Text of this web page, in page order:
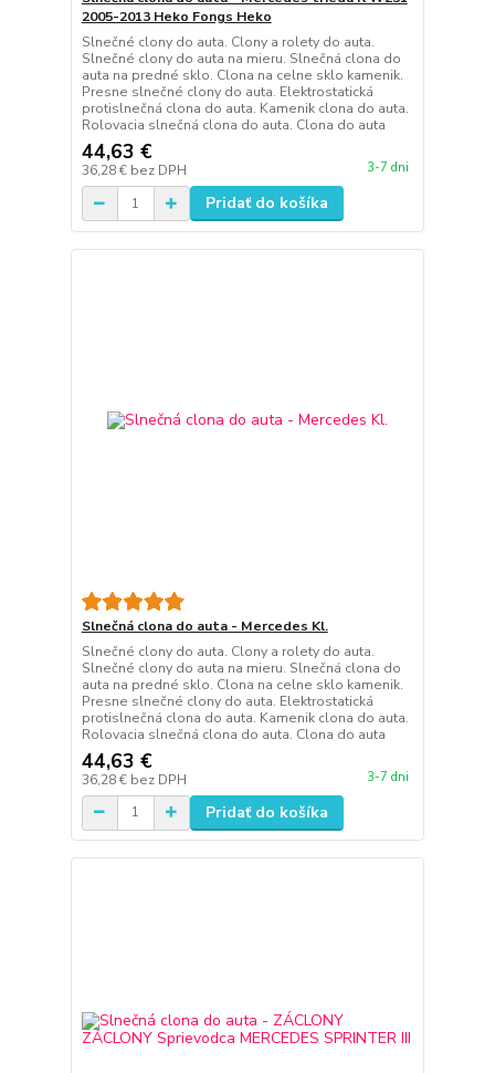
2005-2013 Heko Fongs Heko
Slnečné clony do auta. Clony a rolety do auta.
Slnečné clony do auta na mieru. Slnečná clona do
auta na predné sklo. Clona na celne sklo kamenik.
Presne slnečné clony do auta. Elektrostatická
protislnečná clona do auta. Kamenik clona do auta.
Rolovacia slnečná clona do auta. Clona do auta
44,63 €
36,28 € bez DPH 3-7 dni
Pridať do košíka
Slnečná clona do auta - Mercedes Kl.
Slnečné clony do auta. Clony a rolety do auta.
Slnečné clony do auta na mieru. Slnečná clona do
auta na predné sklo. Clona na celne sklo kamenik.
Presne slnečné clony do auta. Elektrostatická
protislnečná clona do auta. Kamenik clona do auta.
Rolovacia slnečná clona do auta. Clona do auta
44,63 €
36,28 € bez DPH 3-7 dni
Pridať do košíka